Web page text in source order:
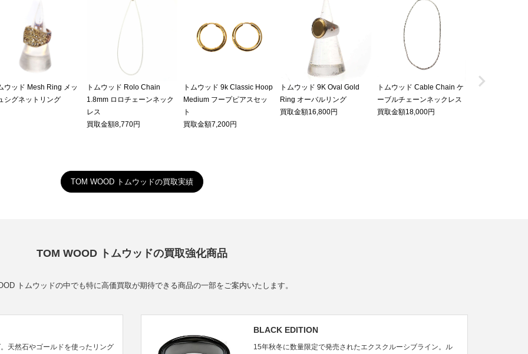
ウッド Mesh Ring メッ
シグネットリング
トムウッド Rolo Chain
1.8mm ロロチェーンネック
レス
買取金額8,770円
トムウッド 9k Classic Hoop
Medium フープピアスセッ
ト
買取金額7,200円
トムウッド 9K Oval Gold
Ring オーバルリング
買取金額16,800円
トムウッド Cable Chain ケ
ーブルチェーンネックレス
買取金額18,000円
トムウッド

TOM WOOD トムウッドの買取実績
TOM WOOD トムウッドの買取強化商品
トムウッドの中でも特に高価買取が期待できる商品の一部をご案内いたします。
天然石やゴールドを使ったリング
BLACK EDITION
15年秋冬に数量限定で発売されたエクスクルーシブライン。ル